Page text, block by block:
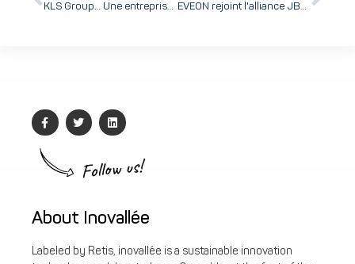
KLS Group… Une entreprise 100% inovallienne, petite par la taille mais grande par le succès !
EVEON rejoint l'alliance JBT HubUp pour développer de nouvelles générations de dispositifs connectés
Follow us!
About Inovallée
Labeled by Retis, inovallée is a sustainable innovation